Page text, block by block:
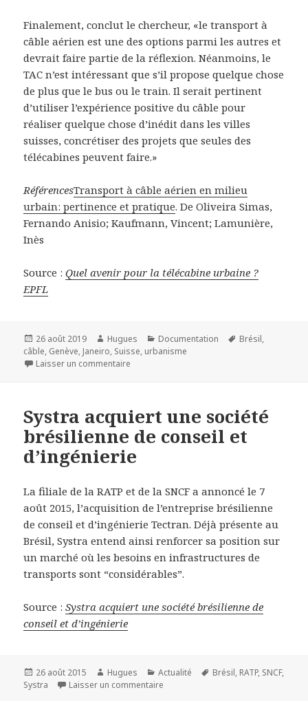
Finalement, conclut le chercheur, «le transport à
câble aérien est une des options parmi les autres et
devrait faire partie de la réflexion. Néanmoins, le
TAC n’est intéressant que s’il propose quelque chose
de plus que le bus ou le train. Il serait pertinent
d’utiliser l’expérience positive du câble pour
réaliser quelque chose d’inédit dans les villes
suisses, concrétiser des projets que seules des
télécabines peuvent faire.»
RéférencesTransport à câble aérien en milieu
urbain: pertinence et pratique. De Oliveira Simas,
Fernando Anisio; Kaufmann, Vincent; Lamunière,
Inès
Source :Quel avenir pour la télécabine urbaine ?
EPFL
Publié
le
26 août 2019 Auteur
Hugues Catégories
Documentation
Mots-
Brésil,
câble, Genève, Janeiro, Suisse, urbanisme
Laisser un commentaire
Systra acquiert une société
brésilienne de conseil et
d’ingénierie
La filiale de la RATP et de la SNCF a annoncé le 7
août 2015, l’acquisition de l’entreprise brésilienne
de conseil et d’ingénierie Tectran. Déjà présente au
Brésil, Systra entend ainsi renforcer sa position sur
un marché où les besoins en infrastructures de
transports sont “considérables”.
Source :Systra acquiert une société brésilienne de
conseil et d’ingénierie
Publié
le
26 août 2015 Auteur
Hugues Catégories
Actualité
Mots-
Brésil, RATP, SNCF,
Systra
Laisser un commentaire